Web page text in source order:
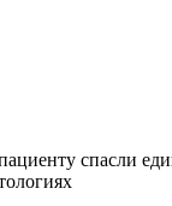
спасли